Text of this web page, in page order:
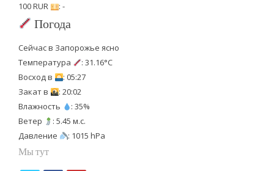
100 RUR
: -
Погода
Сейчас в Запорожье ясно
Температура
: 31.16°C
Восход в
: 05:27
Закат в
: 20:02
Влажность
: 35%
Ветер
: 5.45 м.с.
Давление
: 1015 hPa
Мы тут